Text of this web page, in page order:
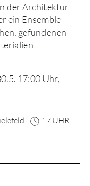
der Architektur
ein Ensemble
gefundenen
17:00 Uhr,
17 UHR